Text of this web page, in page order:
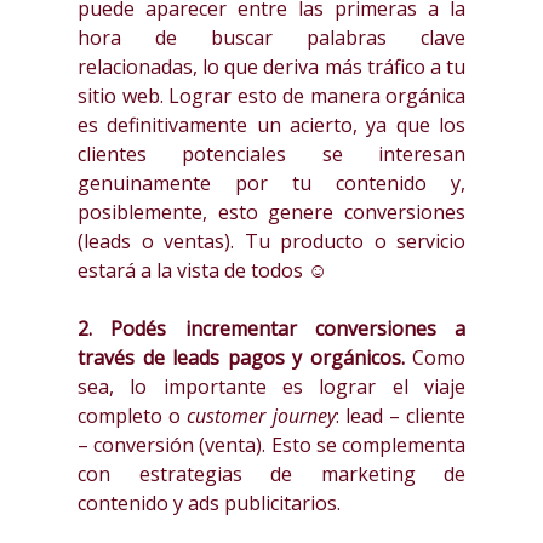
puede aparecer entre las primeras a la
hora de buscar palabras clave
relacionadas, lo que deriva más tráfico a tu
sitio web. Lograr esto de manera orgánica
es definitivamente un acierto, ya que los
clientes potenciales se interesan
genuinamente por tu contenido y,
posiblemente, esto genere conversiones
(leads o ventas). Tu producto o servicio
estará a la vista de todos ☺
2. Podés incrementar conversiones a
través de leads pagos y orgánicos. Como
sea, lo importante es lograr el viaje
completo ocustomer journey: lead – cliente
– conversión (venta). Esto se complementa
con estrategias de marketing de
contenido y ads publicitarios.